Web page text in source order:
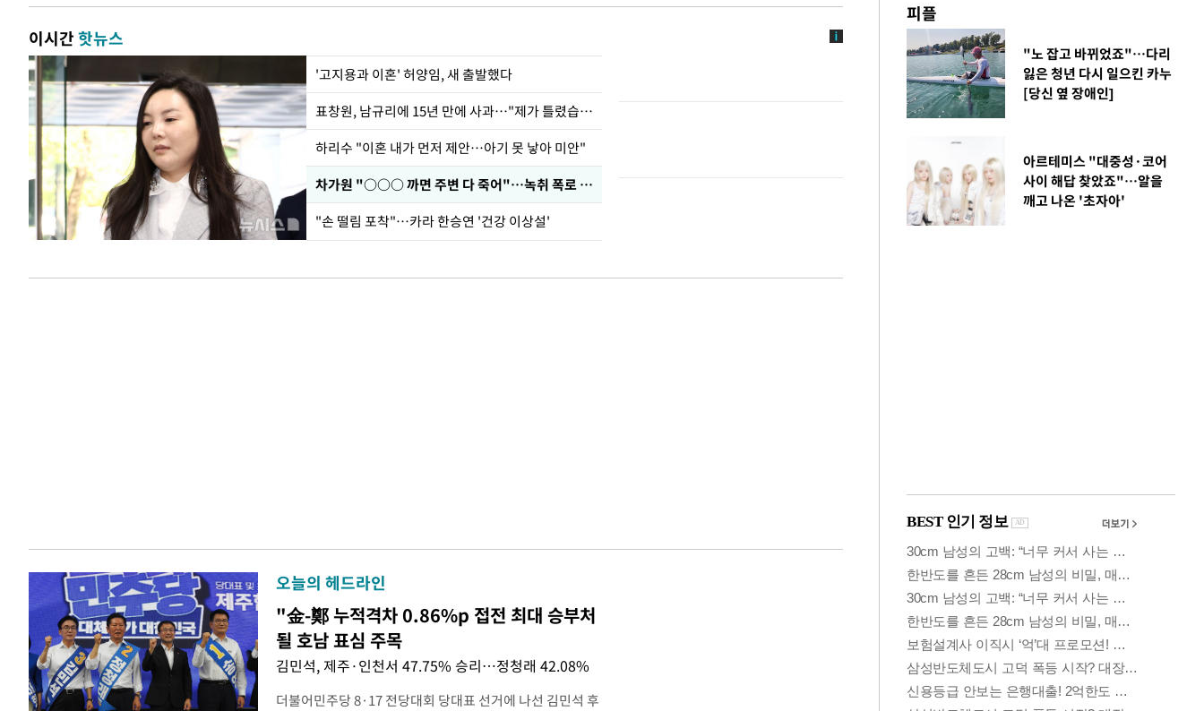
이시간핫뉴스
'고지용과 이혼' 허양임, 새 출발했다
표창원, 남규리에 15년 만에 사과…"제가 틀렸습니다"
하리수 "이혼 내가 먼저 제안…아기 못 낳아 미안"
차가원 "○○○ 까면 주변 다 죽어"…녹취 폭로 파장
"손 떨림 포착"…카라 한승연 '건강 이상설'
오늘의 헤드라인
"金-鄭 누적격차 0.86%p 접전 최대 승부처
될 호남 표심 주목
김민석, 제주·인천서 47.75% 승리…정청래 42.08%
더불어민주당 8·17 전당대회 당대표 선거에 나선 김민석 후
피플
"노 잡고 바뀌었죠"…다리
잃은 청년 다시 일으킨 카누
[당신 옆 장애인]
아르테미스 "대중성·코어
사이 해답 찾았죠"…알을
깨고 나온 '초자아'